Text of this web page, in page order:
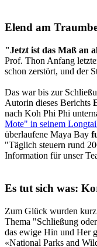
Elend am
"Jetzt ist das Maß an
Prof. Thon Anfang
schon zerstört, und der
Das war bis zur
Autorin dieses Berichts
nach Koh Phi Phi
Mote" in seinem
überlaufene Maya Bay
"Täglich steuern rund
Information für unser
Es tut sich was:
Zum Glück wurden
Thema "Schließung
das ewige Hin und Her
«National Parks and